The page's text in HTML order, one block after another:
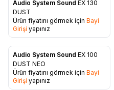
Favorilere Ekle
Audio System Sound EX 130
DUST
Ürün fiyatını görmek için Bayi
Girişi yapınız
Favorilere Ekle
Audio System Sound EX 100
DUST NEO
Ürün fiyatını görmek için Bayi
Girişi yapınız